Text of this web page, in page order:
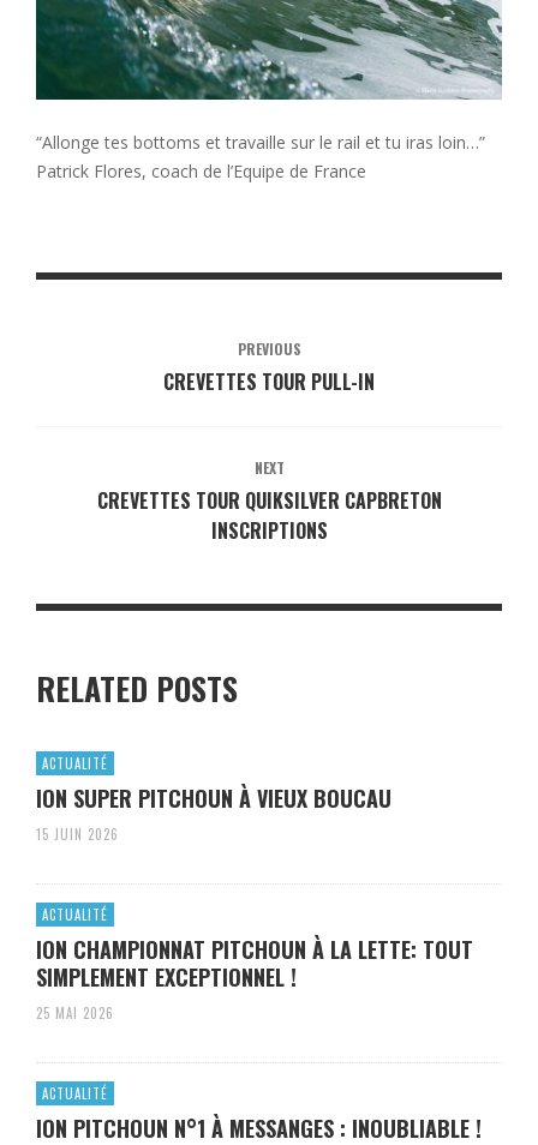
“Allonge tes bottoms et travaille sur le rail et tu iras loin…”
Patrick Flores, coach de l’Equipe de France
PREVIOUS
CREVETTES TOUR PULL-IN
NEXT
CREVETTES TOUR QUIKSILVER CAPBRETON
INSCRIPTIONS
RELATED POSTS
ACTUALITÉ
ION SUPER PITCHOUN À VIEUX BOUCAU
15 JUIN 2026
ACTUALITÉ
ION CHAMPIONNAT PITCHOUN À LA LETTE: TOUT
SIMPLEMENT EXCEPTIONNEL !
25 MAI 2026
ACTUALITÉ
ION PITCHOUN N°1 À MESSANGES : INOUBLIABLE !